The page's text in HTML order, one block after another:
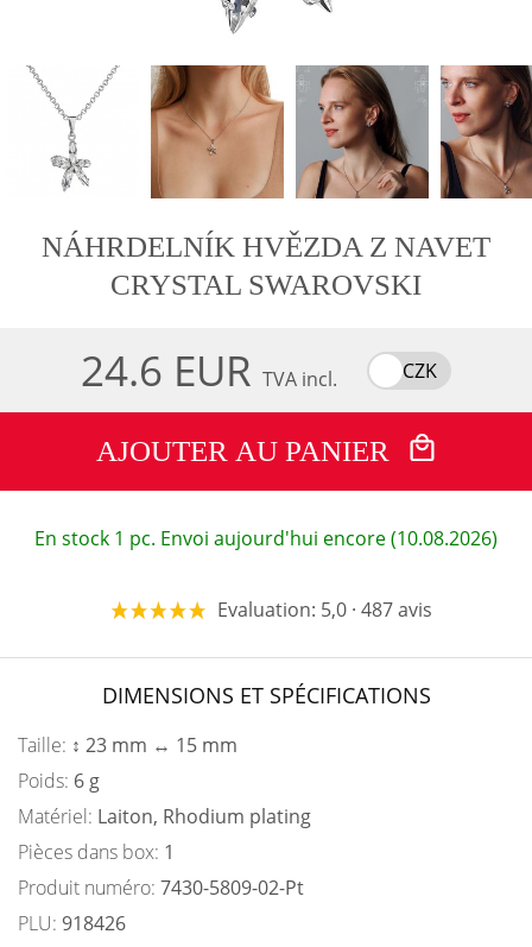
NÁHRDELNÍK HVĚZDA Z NAVET
CRYSTAL SWAROVSKI
24.6 EUR TVA incl. CZK
AJOUTER AU PANIER
En stock 1 pc. Envoi aujourd'hui encore (10.08.2026)
Evaluation: 5,0 · 487 avis
DIMENSIONS ET SPÉCIFICATIONS
Taille: ↕ 23 mm ↔ 15 mm
Poids: 6 g
Matériel: Laiton, Rhodium plating
Pièces dans box: 1
Produit numéro: 7430-5809-02-Pt
PLU: 918426